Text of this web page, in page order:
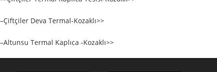
–Çiftçiler Deva Termal-Kozaklı>>
–Altunsu Termal Kaplıca -Kozaklı>>